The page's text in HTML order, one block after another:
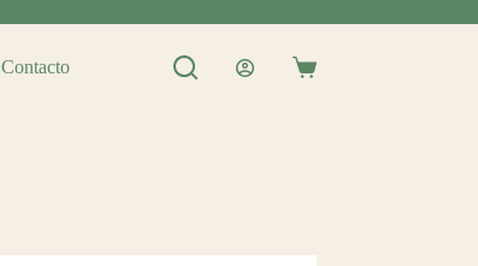
Contacto
Shopping